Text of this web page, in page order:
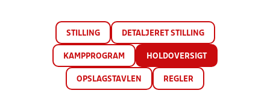
STILLING DETALJERET STILLING
KAMPPROGRAM HOLDOVERSIGT
OPSLAGSTAVLEN REGLER